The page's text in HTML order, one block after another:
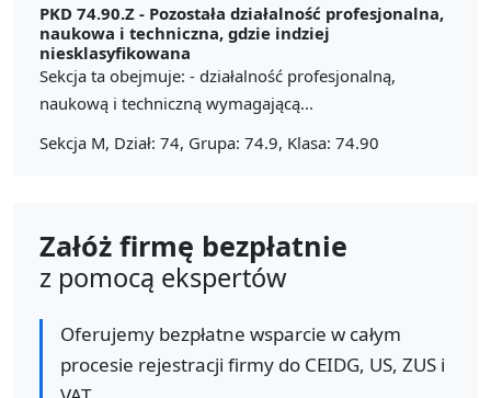
PKD 74.90.Z - Pozostała działalność profesjonalna,
naukowa i techniczna, gdzie indziej
niesklasyfikowana
Sekcja ta obejmuje: - działalność profesjonalną,
naukową i techniczną wymagającą...
Sekcja M, Dział: 74, Grupa: 74.9, Klasa: 74.90
Załóż firmę bezpłatnie
z pomocą ekspertów
Oferujemy bezpłatne wsparcie w całym
procesie rejestracji firmy do CEIDG, US, ZUS i